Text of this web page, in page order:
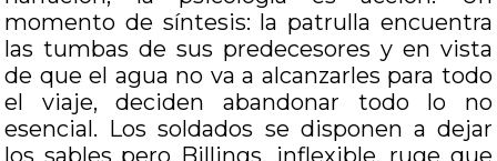
momento de síntesis: la patrulla encuentra
las tumbas de sus predecesores y en vista
de que el agua no va a alcanzarles para todo
el viaje, deciden abandonar todo lo no
esencial. Los soldados se disponen a dejar
los sables pero Billings, inflexible, ruge que